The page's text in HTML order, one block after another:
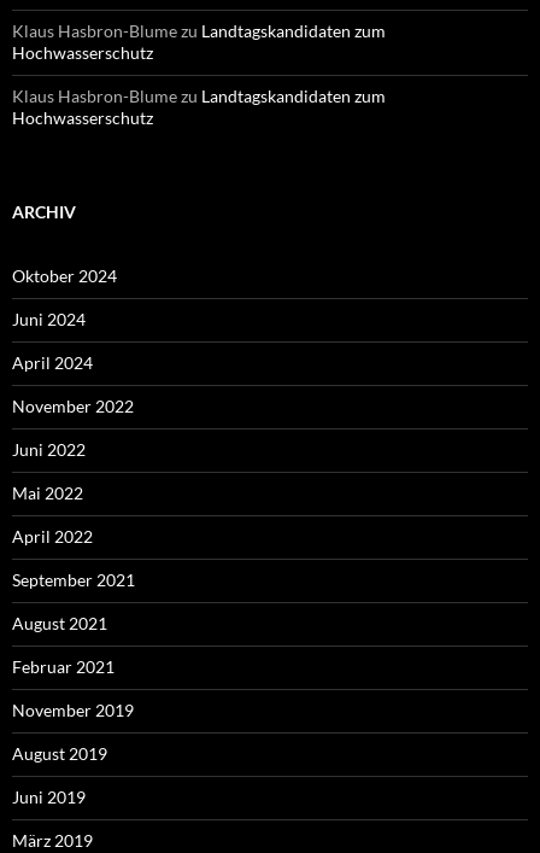
Klaus Hasbron-Blumezu Landtagskandidaten zum
Hochwasserschutz
Klaus Hasbron-Blumezu Landtagskandidaten zum
Hochwasserschutz
ARCHIV
Oktober 2024
Juni 2024
April 2024
November 2022
Juni 2022
Mai 2022
April 2022
September 2021
August 2021
Februar 2021
November 2019
August 2019
Juni 2019
März 2019